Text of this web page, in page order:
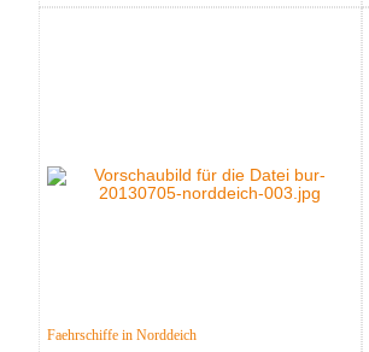
Faehrschiffe in Norddeich